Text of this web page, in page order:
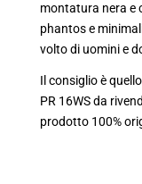
montatura nera e
phantos e
volto di uomini e
Il consiglio è
PR 16WS da
prodotto 100%